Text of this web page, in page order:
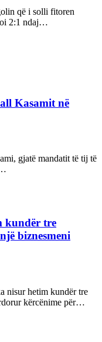
që i solli fitoren
2:1 ndaj…
Kasamit në
gjatë mandatit të tij të
kundër tre
biznesmeni
nisur hetim kundër tre
kërcënime për…